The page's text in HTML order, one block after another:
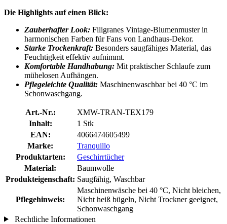
Die Highlights auf einen Blick:
Zauberhafter Look: Filigranes Vintage-Blumenmuster in
harmonischen Farben für Fans von Landhaus-Dekor.
Starke Trockenkraft: Besonders saugfähiges Material, das
Feuchtigkeit effektiv aufnimmt.
Komfortable Handhabung: Mit praktischer Schlaufe zum
mühelosen Aufhängen.
Pflegeleichte Qualität: Maschinenwaschbar bei 40 °C im
Schonwaschgang.
Art.-Nr.:
XMW-TRAN-TEX179
Inhalt:
1 Stk
EAN:
4066474605499
Marke:
Tranquillo
Produktarten:
Geschirrtücher
Material:
Baumwolle
Produkteigenschaft: Saugfähig, Waschbar
Pflegehinweis:
Maschinenwäsche bei 40 °C, Nicht bleichen,
Nicht heiß bügeln, Nicht Trockner geeignet,
Schonwaschgang
Rechtliche Informationen